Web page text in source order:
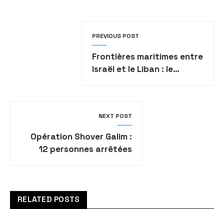
PREVIOUS POST
Frontières maritimes entre
Israël et le Liban : le
NEXT POST
Opération Shover Galim :
12 personnes arrêtées
RELATED POSTS